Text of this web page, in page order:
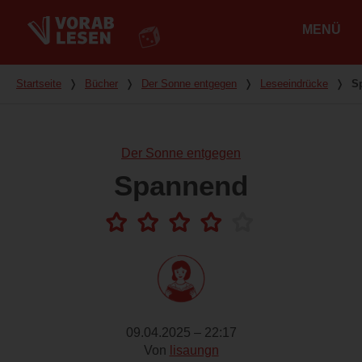
MENÜ
Du bist hier
Startseite ❭ Bücher ❭ Der Sonne entgegen ❭ Leseeindrücke ❭
Der Sonne entgegen
Spannend
09.04.2025 – 22:17
Von lisaungn